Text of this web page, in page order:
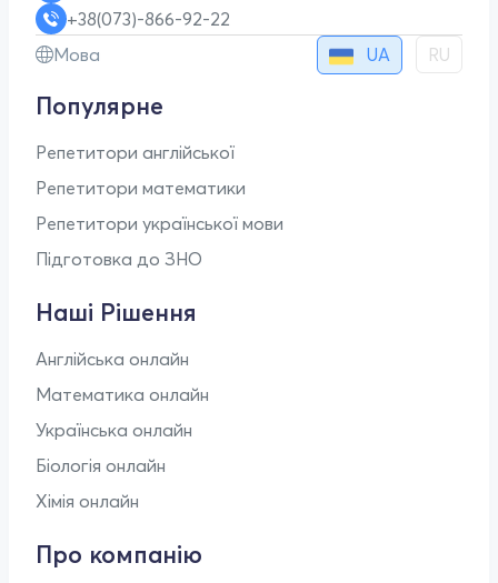
+38(073)-866-92-22
Мова
UA RU
Популярне
Репетитори англійської
Репетитори математики
Репетитори української мови
Підготовка до ЗНО
Наші Рішення
Англійська онлайн
Математика онлайн
Українська онлайн
Біологія онлайн
Хімія онлайн
Про компанію